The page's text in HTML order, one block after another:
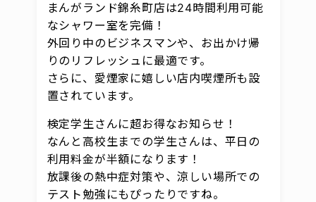
まんがランド錦糸町店は24時間利用可能
なシャワー室を完備！
外回り中のビジネスマンや、お出かけ帰
りのリフレッシュに最適です。
さらに、愛煙家に嬉しい店内喫煙所も設
置されています。
検定学生さんに超お得なお知らせ！
なんと高校生までの学生さんは、平日の
利用料金が半額になります！
放課後の熱中症対策や、涼しい場所での
テスト勉強にもぴったりですね。